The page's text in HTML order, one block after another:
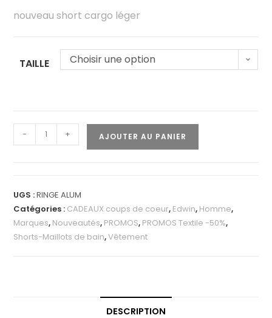
nouveau short cargo léger
TAILLE Choisir une option
- + AJOUTER AU PANIER
UGS :RINGE ALUM
Catégories : CADEAUX coups de coeur, Edwin, Homme,
Marques, Nouveautés, PROMOS, PROMOS Textile -50%,
Shorts-Maillots de bain,Vêtement
DESCRIPTION